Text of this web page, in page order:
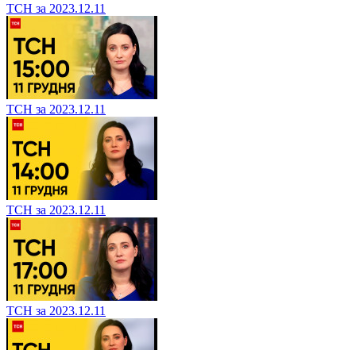
ТСН за 2023.12.11
ТСН за 2023.12.11
ТСН за 2023.12.11
ТСН за 2023.12.11